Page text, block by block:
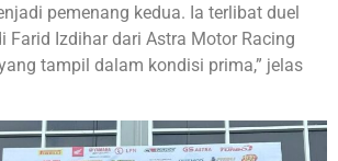
pemenang kedua. Ia terlibat duel
Farid Izdihar dari Astra Motor Racing
tampil dalam kondisi prima,” jelas